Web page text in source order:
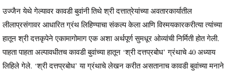
उज्जैन येथे गेल्यावर कावडी बुवांनी तिथे श्री दत्तात्रेयांच्या अवतारकार्यातील
लीलाप्रसंगावर आधारित ग्रंथ लिहिण्याचा संकल्प केला आणि विस्मयकारकरीत्या त्यांच्या
हातून श्री दत्तकृपेने एकामागोमाग एक अशा अर्थपूर्ण सुमधूर ओव्यांची निर्मिती होत गेली.
पाहता पाहता अल्पावधीतच कावडी बुवांच्या हातून ‘श्री दत्तप्रबोध’ ग्रंथाचे 40 अध्याय
लिहिले गेले. ‘श्री दत्तप्रबोध’ या ग्रंथाचे लेखन करीत असतानाच कावडी बुवांच्या मनाने